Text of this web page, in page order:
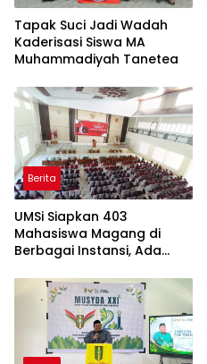
Tapak Suci Jadi Wadah
Kaderisasi Siswa MA
Muhammadiyah Tanetea
Berita
UMSi Siapkan 403
Mahasiswa Magang di
Berbagai Instansi, Ada
Taiwan